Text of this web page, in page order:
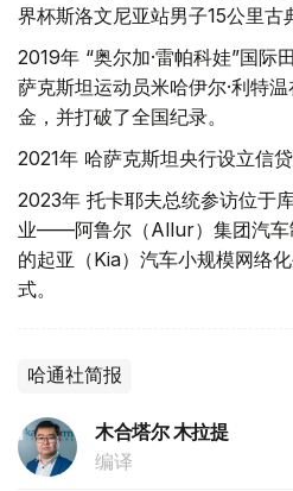
界杯斯洛文尼亚站男子15公里古
2019年 “奥尔加·雷帕科娃”国际
萨克斯坦运动员米哈伊尔·利特
金，并打破了全国纪录。
2021年 哈萨克斯坦央行设立信贷
2023年 托卡耶夫总统参访位于
业——阿鲁尔（Allur）集团汽车
的起亚（Kia）汽车小规模网络
式。
哈通社简报
木合塔尔 木拉提
编译